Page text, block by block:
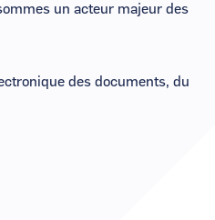
un acteur majeur des
des documents, du